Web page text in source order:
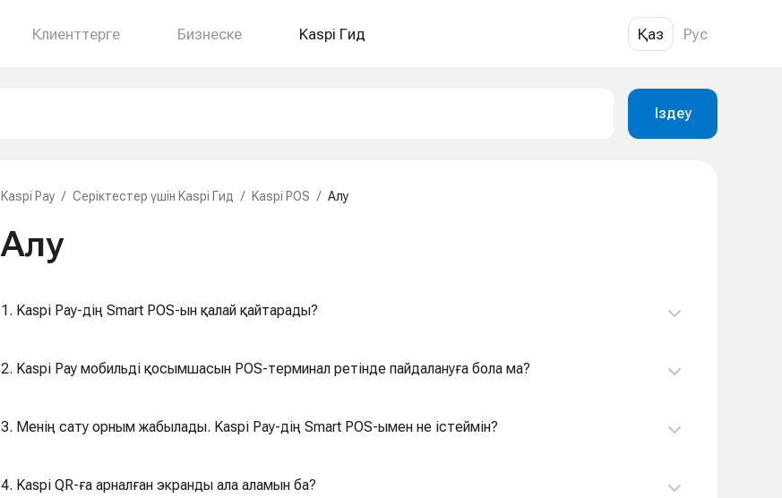
Клиенттерге Бизнеске Kaspi Гид Қаз Рус
Іздеу
Kaspi Pay / Серіктестер үшін Kaspi Гид / Kaspi POS / Алу
Алу
1. Kaspi Pay-дің Smart POS-ын қалай қайтарады?
2. Kaspi Pay мобильді қосымшасын POS-терминал ретінде пайдалануға бола ма?
3. Менің сату орным жабылады. Kaspi Pay-дің Smart POS-ымен не істеймін?
4. Kaspi QR-ға арналған экранды ала аламын ба?